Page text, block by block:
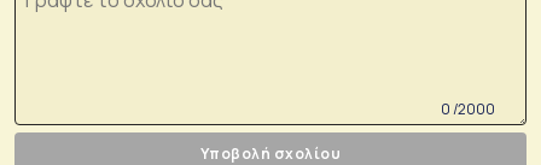
0 /2000
Υποβολή σχολίου